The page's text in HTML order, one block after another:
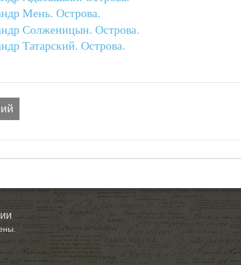
Мень. Острова.
Солженицын. Острова.
Татарский. Острова.